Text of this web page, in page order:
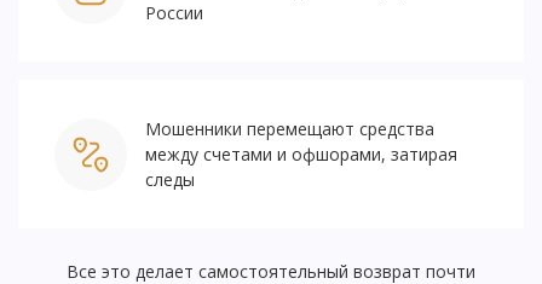
России
Мошенники перемещают средства
между счетами и офшорами, затирая
следы
Все это делает самостоятельный возврат почти